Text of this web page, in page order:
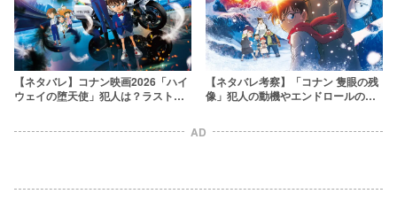
【ネタバレ】コナン映画2026「ハイ
ウェイの堕天使」犯人は？ラストの
【ネタバレ考察】「コナン 隻眼の残
像」犯人の動機やエンドロールの意
AD